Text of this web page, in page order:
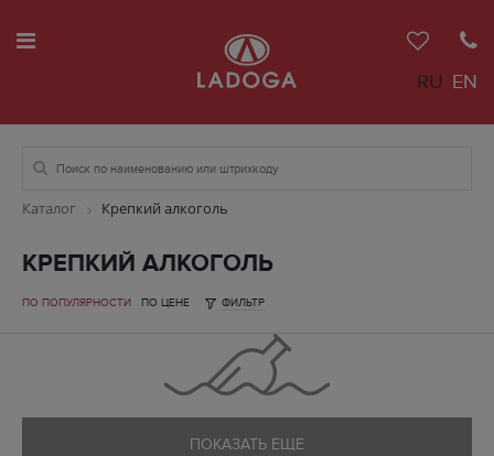
RU EN
Каталог Крепкий алкоголь
КРЕПКИЙ АЛКОГОЛЬ
ПО ПОПУЛЯРНОСТИ ПО ЦЕНЕ ФИЛЬТР
ПОКАЗАТЬ ЕЩЕ